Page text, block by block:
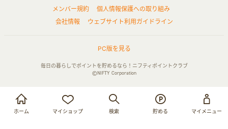
お買い物・サービス利用で貯める
ログイン
ホーム マイショップ 検索 貯める マイメニュー
メンバー規約
個人情報保護への取り組み
会社情報
ウェブサイト利用ガイドライン
PC版を見る
毎日の暮らしでポイントを貯めるなら！ニフティポイントクラブ
©NIFTY Corporation